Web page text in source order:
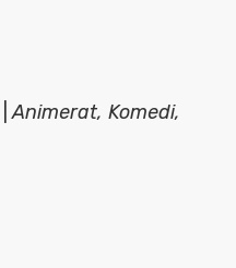
|Animerat, Komedi,